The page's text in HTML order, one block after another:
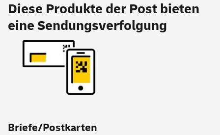
Diese Produkte der Post bieten
eine Sendungsverfolgung
Briefe/Postkarten